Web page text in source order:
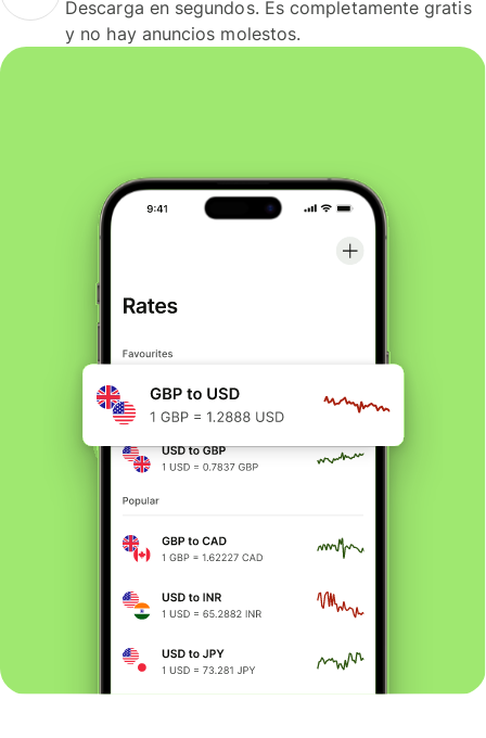
Descarga en segundos. Es completamente gratis
y no hay anuncios molestos.